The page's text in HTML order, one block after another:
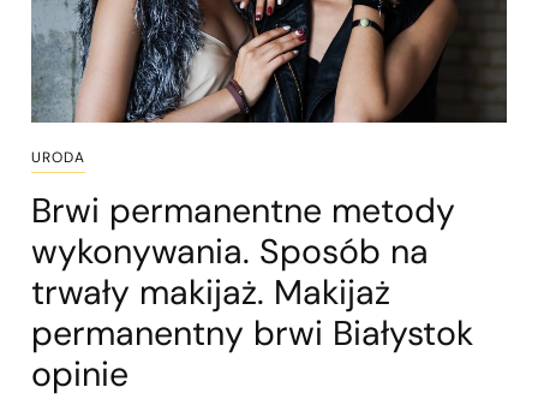
URODA
Brwi permanentne metody
wykonywania. Sposób na
trwały makijaż. Makijaż
permanentny brwi Białystok
opinie